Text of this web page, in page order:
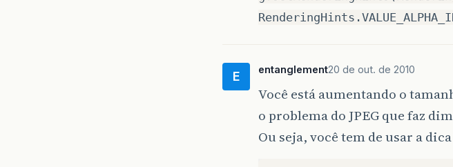
writer . write(null ,
return newFileName
E entanglement20 de out. de 2010
Você está aumentando o
o problema do JPEG que faz
Ou seja, você tem de usar a